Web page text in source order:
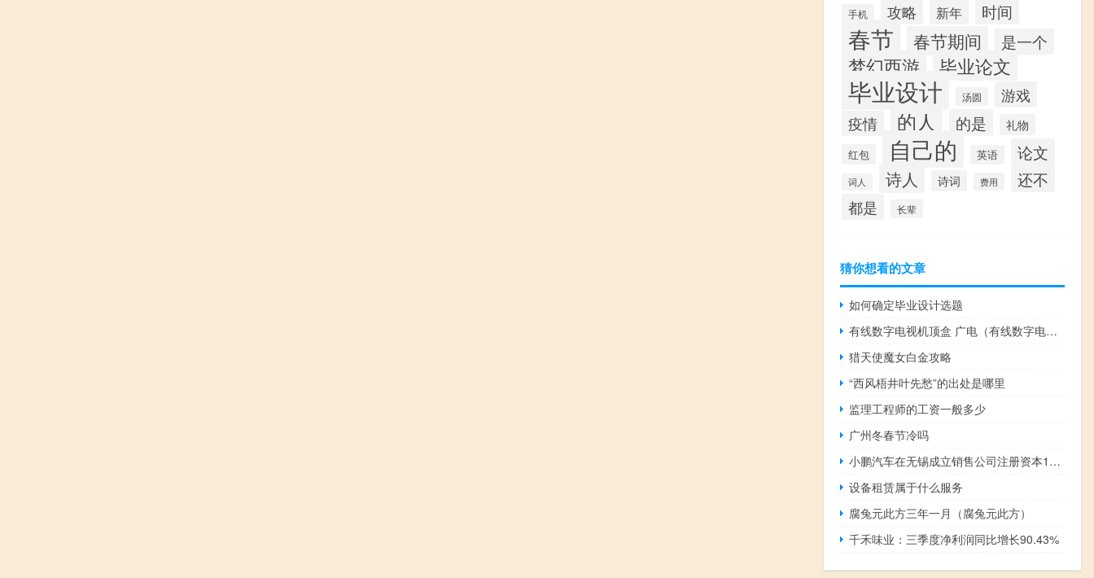
手机 攻略 新年 时间
春节 春节期间 是一个
梦幻西游 毕业论文
毕业设计 汤圆 游戏
疫情 的人 的是 礼物
红包 自己的 英语 论文
词人 诗人 诗词 费用 还不
都是 长辈
猜你想看的文章
如何确定毕业设计选题
有线数字电视机顶盒 广电（有线数字电视机顶盒）
猎天使魔女白金攻略
“西风梧井叶先愁”的出处是哪里
监理工程师的工资一般多少
广州冬春节冷吗
小鹏汽车在无锡成立销售公司注册资本1000万
设备租赁属于什么服务
腐兔元此方三年一月（腐兔元此方）
千禾味业：三季度净利润同比增长90.43%